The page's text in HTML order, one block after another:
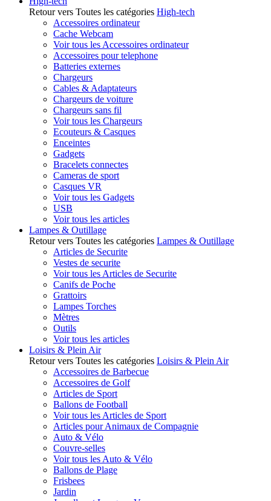
Retour vers Toutes les catégories High-tech
Accessoires ordinateur
Cache Webcam
Voir tous les Accessoires ordinateur
Accessoires pour telephone
Batteries externes
Chargeurs
Cables & Adaptateurs
Chargeurs de voiture
Chargeurs sans fil
Voir tous les Chargeurs
Ecouteurs & Casques
Enceintes
Gadgets
Bracelets connectes
Cameras de sport
Casques VR
Voir tous les Gadgets
USB
Voir tous les articles
Lampes & Outillage
Retour vers Toutes les catégories Lampes & Outillage
Articles de Securite
Vestes de securite
Voir tous les Articles de Securite
Canifs de Poche
Grattoirs
Lampes Torches
Mètres
Outils
Voir tous les articles
Loisirs & Plein Air
Retour vers Toutes les catégories Loisirs & Plein Air
Accessoires de Barbecue
Accessoires de Golf
Articles de Sport
Ballons de Football
Voir tous les Articles de Sport
Articles pour Animaux de Compagnie
Auto & Vélo
Couvre-selles
Voir tous les Auto & Vélo
Ballons de Plage
Frisbees
Jardin